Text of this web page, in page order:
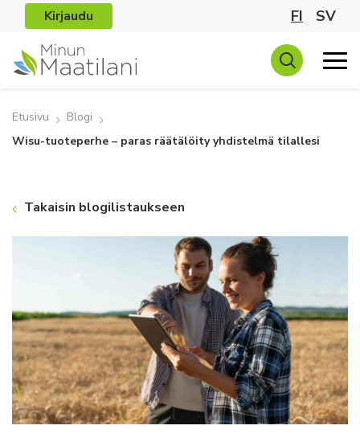
Kirjaudu FI SV
Etusivu
Blogi
Wisu-tuoteperhe – paras räätälöity yhdistelmä tilallesi
Takaisin blogilistaukseen